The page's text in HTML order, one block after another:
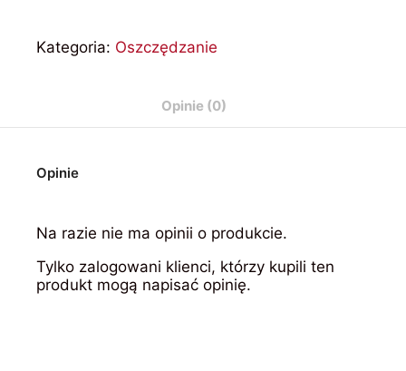
Kategoria: Oszczędzanie
Opinie (0)
Opinie
Na razie nie ma opinii o produkcie.
Tylko zalogowani klienci, którzy kupili ten
produkt mogą napisać opinię.